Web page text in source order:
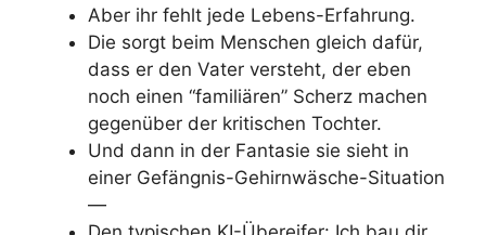
Aber ihr fehlt jede Lebens-Erfahrung.
Die sorgt beim Menschen gleich dafür,
dass er den Vater versteht, der eben
noch einen “familiären” Scherz machen
gegenüber der kritischen Tochter.
Und dann in der Fantasie sie sieht in
einer Gefängnis-Gehirnwäsche-Situation
—